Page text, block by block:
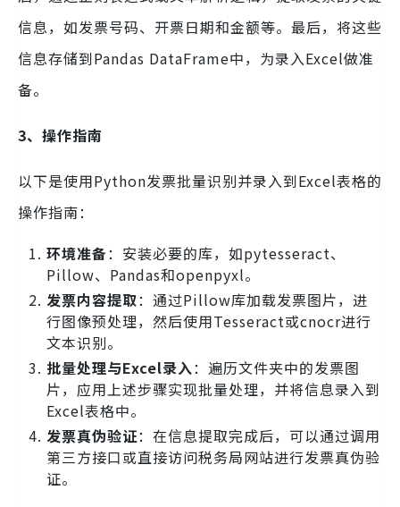
信息，如发票号码、开票日期和金额等。最后，将这些
信息存储到Pandas DataFrame中，为录入Excel做准
备。
3、操作指南
以下是使用Python发票批量识别并录入到Excel表格的
操作指南：
环境准备：安装必要的库，如pytesseract、
Pillow、Pandas和openpyxl。
发票内容提取：通过Pillow库加载发票图片，进
行图像预处理，然后使用Tesseract或cnocr进行
文本识别。
批量处理与Excel录入：遍历文件夹中的发票图
片，应用上述步骤实现批量处理，并将信息录入到
Excel表格中。
发票真伪验证：在信息提取完成后，可以通过调用
第三方接口或直接访问税务局网站进行发票真伪验
证。